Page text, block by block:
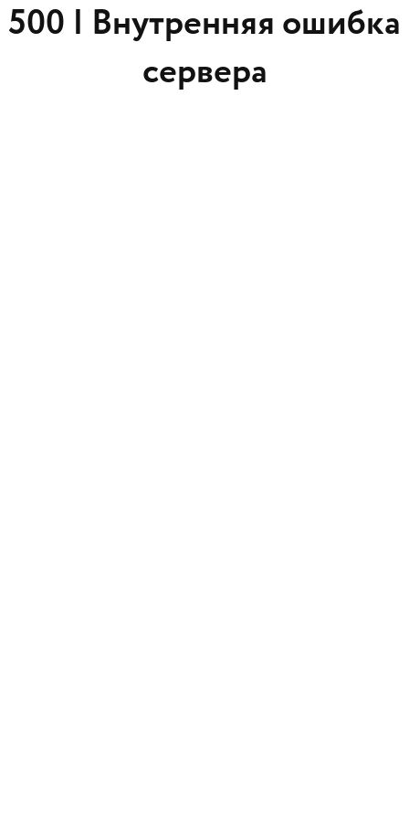
500 | Внутренняя ошибка
сервера